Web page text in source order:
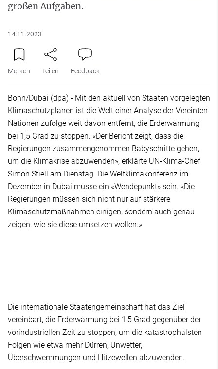
großen Aufgaben.
14.11.2023
Merken Teilen Feedback
Bonn/Dubai (dpa) - Mit den aktuell von Staaten vorgelegten
Klimaschutzplänen ist die Welt einer Analyse der Vereinten
Nationen zufolge weit davon entfernt, die Erderwärmung
bei 1,5 Grad zu stoppen. «Der Bericht zeigt, dass die
Regierungen zusammengenommen Babyschritte gehen,
um die Klimakrise abzuwenden», erklärte UN-Klima-Chef
Simon Stiell am Dienstag. Die Weltklimakonferenz im
Dezember in Dubai müsse ein «Wendepunkt» sein. «Die
Regierungen müssen sich nicht nur auf stärkere
Klimaschutzmaßnahmen einigen, sondern auch genau
zeigen, wie sie diese umsetzen wollen.»
Die internationale Staatengemeinschaft hat das Ziel
vereinbart, die Erderwärmung bei 1,5 Grad gegenüber der
vorindustriellen Zeit zu stoppen, um die katastrophalsten
Folgen wie etwa mehr Dürren, Unwetter,
Überschwemmungen und Hitzewellen abzuwenden.